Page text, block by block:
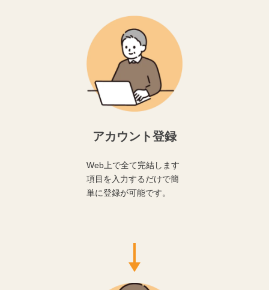
アカウント登録
Web上で全て完結します
項目を入力するだけで簡
単に登録が可能です。